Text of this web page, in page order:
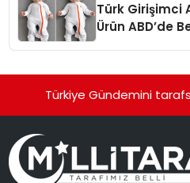
Türk Girişimci
Ürün ABD’de
Türkiye Gündemini